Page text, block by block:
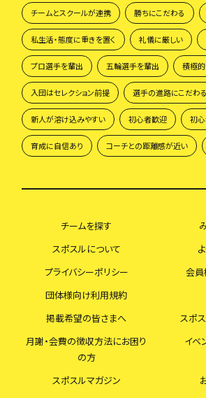
チームとスクールが連携 勝ちにこだわる
私生活・態度に重きを置く 礼儀に厳しい
プロ選手を輩出 五輪選手を輩出 積極
入団はセレクション前提 選手の進路にこだわる
新人が溶け込みやすい 初心者歓迎 初
育成に自信あり コーチとの距離感が近い
チームを探す
スポスルについて
プライバシーポリシー
会
団体様向け利用規約
掲載希望の皆さまへ
スポ
月謝・会費の徴収方法にお困り
の方
イベ
スポスルマガジン